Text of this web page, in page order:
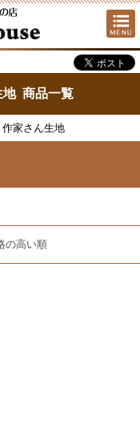
地 商品一覧
家さん生地
の高い順